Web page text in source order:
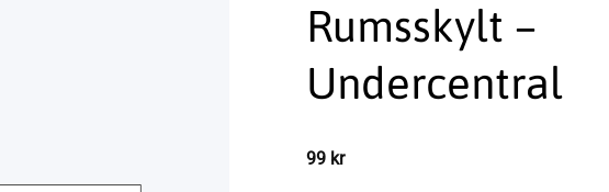
Rumsskylt –
Undercentral
99 kr